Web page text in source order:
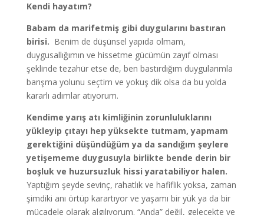
Kendi hayatım?
Babam da marifetmiş gibi duygularını bastıran
birisi. Benim de düşünsel yapıda olmam,
duygusallığımın ve hissetme gücümün zayıf olması
şeklinde tezahür etse de, ben bastırdığım duygularımla
barışma yolunu seçtim ve yokuş dik olsa da bu yolda
kararlı adımlar atıyorum.
Kendime yarış atı kimliğinin zorunluluklarını
yükleyip çıtayı hep yüksekte tutmam, yapmam
gerektiğini düşündüğüm ya da sandığım şeylere
yetişememe duygusuyla birlikte bende derin bir
boşluk ve huzursuzluk hissi yaratabiliyor halen.
Yaptığım şeyde sevinç, rahatlık ve hafiflik yoksa, zaman
şimdiki anı örtüp karartıyor ve yaşamı bir yük ya da bir
mücadele olarak algılıyorum. “Anda” değil, gelecekte ve